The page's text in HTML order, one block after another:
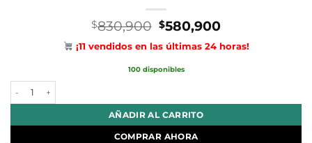
$830,900 El
precio
original
era:
$580,900El
precio
actual
¡11 vendidos en las últimas 24 horas!
100 disponibles
AÑADIR AL CARRITO
COMPRAR AHORA